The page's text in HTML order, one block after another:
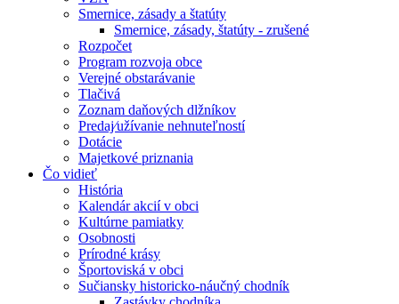
Smernice, zásady a štatúty
Smernice, zásady, štatúty - zrušené
Rozpočet
Program rozvoja obce
Verejné obstarávanie
Tlačivá
Zoznam daňových dlžníkov
Predaj⁄užívanie nehnuteľností
Dotácie
Majetkové priznania
Čo vidieť
História
Kalendár akcií v obci
Kultúrne pamiatky
Osobnosti
Prírodné krásy
Športoviská v obci
Sučiansky historicko-náučný chodník